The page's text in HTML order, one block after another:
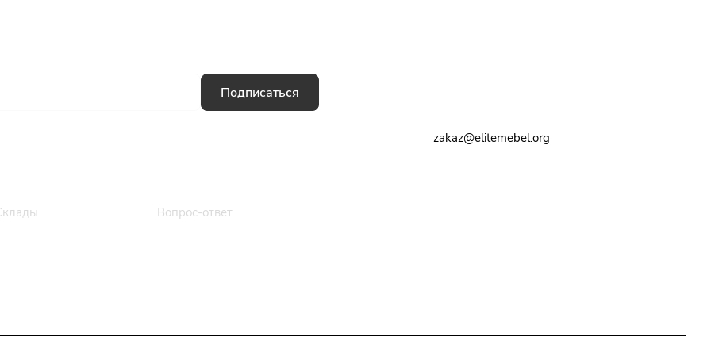
Подписаться
Вопрос-ответ
zakaz@elitemebel.org